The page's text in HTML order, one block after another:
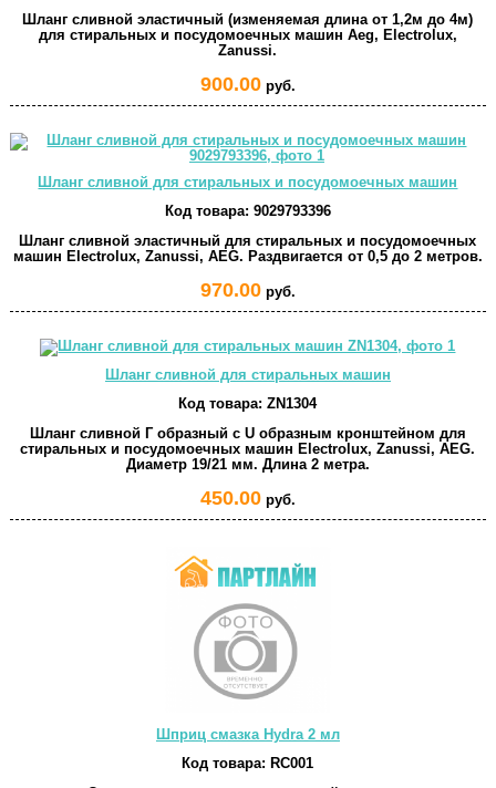
Шланг сливной эластичный (изменяемая длина от 1,2м до 4м)
для стиральных и посудомоечных машин Aeg, Electrolux,
Zanussi.
900.00руб.
Шланг сливной для стиральных и посудомоечных машин
Код товара: 9029793396
Шланг сливной эластичный для стиральных и посудомоечных
машин Electrolux, Zanussi, AEG. Раздвигается от 0,5 до 2 метров.
970.00руб.
Шланг сливной для стиральных машин
Код товара: ZN1304
Шланг сливной Г образный с U образным кронштейном для
стиральных и посудомоечных машин Electrolux, Zanussi, AEG.
Диаметр 19/21 мм. Длина 2 метра.
450.00руб.
Шприц смазка Hydra 2 мл
Код товара: RC001